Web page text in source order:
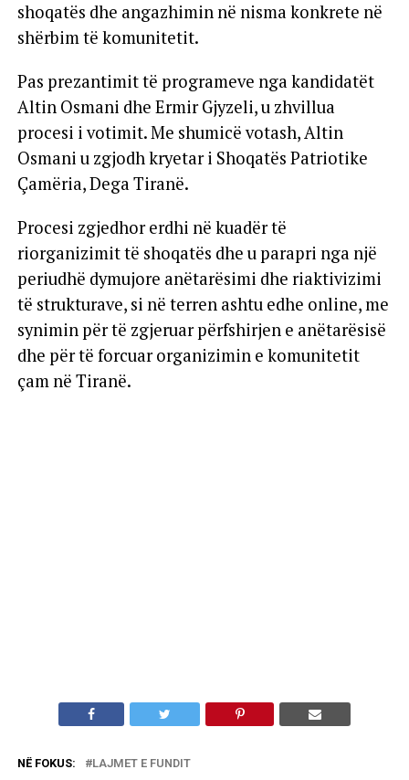
shoqatës dhe angazhimin në nisma konkrete në
shërbim të komunitetit.
Pas prezantimit të programeve nga kandidatët
Altin Osmani dhe Ermir Gjyzeli, u zhvillua
procesi i votimit. Me shumicë votash, Altin
Osmani u zgjodh kryetar i Shoqatës Patriotike
Çamëria, Dega Tiranë.
Procesi zgjedhor erdhi në kuadër të
riorganizimit të shoqatës dhe u parapri nga një
periudhë dymujore anëtarësimi dhe riaktivizimi
të strukturave, si në terren ashtu edhe online, me
synimin për të zgjeruar përfshirjen e anëtarësisë
dhe për të forcuar organizimin e komunitetit
çam në Tiranë.
NË FOKUS: LAJMET E FUNDIT